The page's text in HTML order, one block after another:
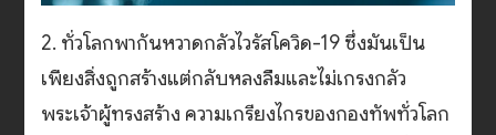
2. ทั่วโลกพากันหวาดกลัวไวรัสโควิด-19 ซึ่งมันเป็น
เพียงสิ่งถูกสร้างแต่กลับหลงลืมและไม่เกรงกลัว
พระเจ้าผู้ทรงสร้าง ความเกรียงไกรของกองทัพทั่วโลก